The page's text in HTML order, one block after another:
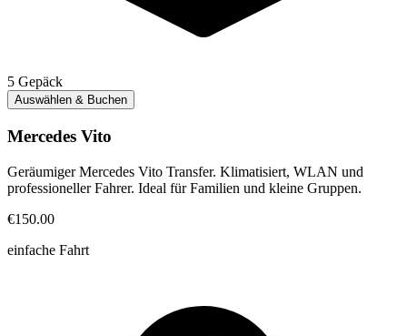
5 Gepäck
Auswählen & Buchen
Mercedes Vito
Geräumiger Mercedes Vito Transfer. Klimatisiert, WLAN und
professioneller Fahrer. Ideal für Familien und kleine Gruppen.
€150.00
einfache Fahrt